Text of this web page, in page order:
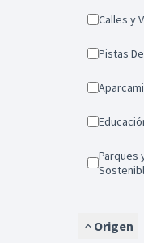
Calles y
Pistas
Parques y Jardines
Origen